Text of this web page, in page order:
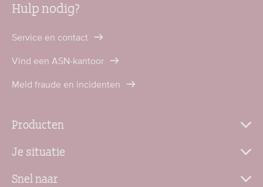
Hulp nodig?
Service en contact
Vind een ASN-kantoor
Meld fraude en incidenten
Producten
Je situatie
Snel naar